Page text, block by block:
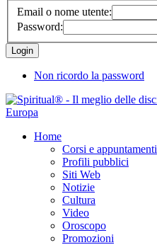
Email o nome utente:
Password:
Non ricordo la password
Home
Corsi e appuntamenti
Profili pubblici
Siti Web
Notizie
Cultura
Video
Oroscopo
Promozioni